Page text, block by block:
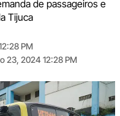
de passageiros e
Tijuca
PM
23, 2024 12:28 PM